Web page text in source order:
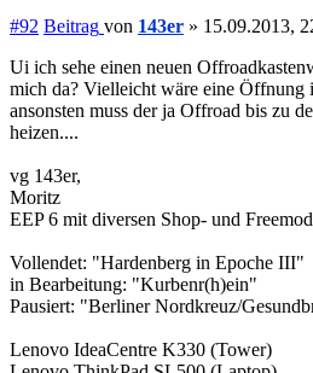
#92 Beitrag von 143er » 15.09.2013,
Ui ich sehe einen neuen
mich da? Vielleicht wäre eine Öffnung
ansonsten muss der ja Offroad bis zu
heizen....
vg 143er,
Moritz
EEP 6 mit diversen Shop- und
Vollendet: "Hardenberg in Epoche III"
in Bearbeitung: "Kurbenr(h)ein"
Pausiert: "Berliner Nordkreuz/
Lenovo IdeaCentre K330 (Tower)